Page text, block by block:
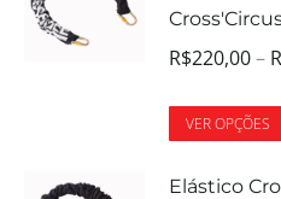
R$220,00–
VER OPÇÕES
Elástico